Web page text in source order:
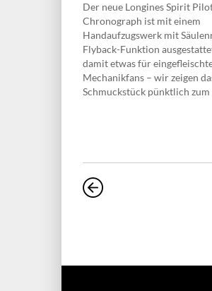
Der neue Longines Spirit
Chronograph ist mit einem
Handaufzugswerk mit
Flyback-Funktion
damit etwas für
Mechanikfans – wir zeigen
Schmuckstück pünktlich zum